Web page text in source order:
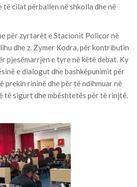
cilat përballen në shkolla dhe në
për zyrtarët e Stacionit Policor në
dhe z. Zymer Kodra, për kontributin
pjesëmarrjen e tyre në këtë debat. Ky
e dialogut dhe bashkëpunimit për
prekin rininë dhe për të ndihmuar në
të sigurt dhe mbështetës për të rinjtë.